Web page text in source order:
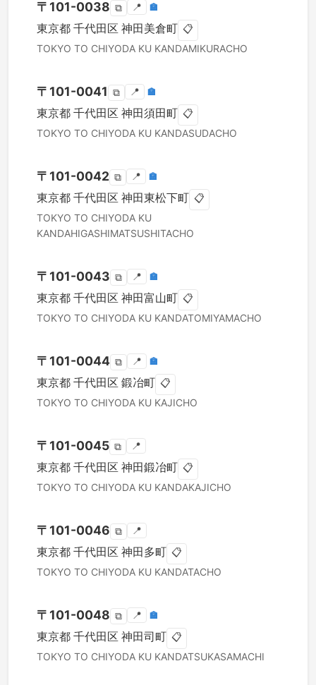
〒 101-0038 ⧉ 📍 🏣
東京都 千代田区 神田美倉町 📋
TOKYO TO CHIYODA KU KANDAMIKURACHO
〒 101-0041 ⧉ 📍 🏣
東京都 千代田区 神田須田町 📋
TOKYO TO CHIYODA KU KANDASUDACHO
〒 101-0042 ⧉ 📍 🏣
東京都 千代田区 神田東松下町 📋
TOKYO TO CHIYODA KU
KANDAHIGASHIMATSUSHITACHO
〒 101-0043 ⧉ 📍 🏣
東京都 千代田区 神田富山町 📋
TOKYO TO CHIYODA KU KANDATOMIYAMACHO
〒 101-0044 ⧉ 📍 🏣
東京都 千代田区 鍛冶町 📋
TOKYO TO CHIYODA KU KAJICHO
〒 101-0045 ⧉ 📍
東京都 千代田区 神田鍛冶町 📋
TOKYO TO CHIYODA KU KANDAKAJICHO
〒 101-0046 ⧉ 📍
東京都 千代田区 神田多町 📋
TOKYO TO CHIYODA KU KANDATACHO
〒 101-0048 ⧉ 📍 🏣
東京都 千代田区 神田司町 📋
TOKYO TO CHIYODA KU KANDATSUKASAMACHI